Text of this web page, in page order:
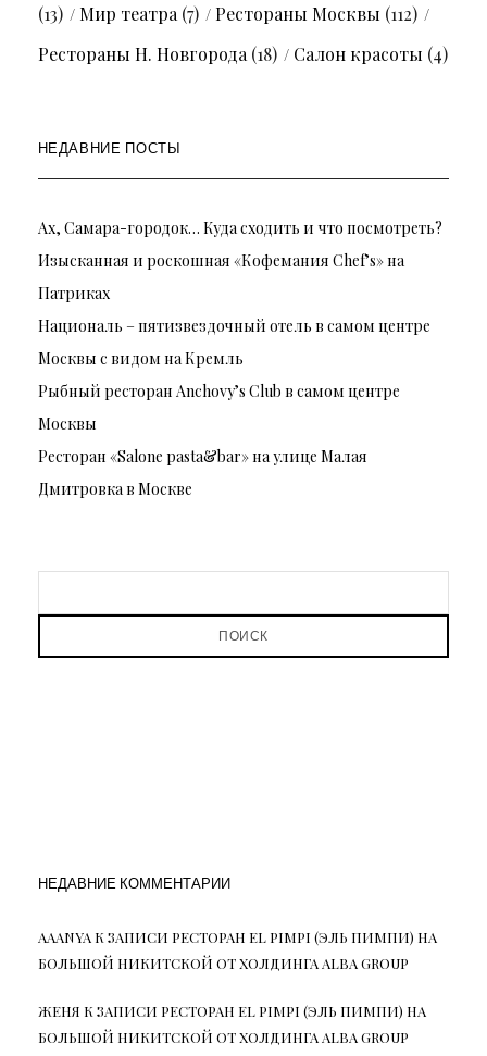
(13)
Мир театра (7) Рестораны Москвы (112)
Рестораны Н. Новгорода (18) Салон красоты (4)
НЕДАВНИЕ ПОСТЫ
Ах, Самара-городок… Куда сходить и что посмотреть?
Изысканная и роскошная «Кофемания Chef’s» на
Патриках
Националь – пятизвездочный отель в самом центре
Москвы с видом на Кремль
Рыбный ресторан Anchovy’s Club в самом центре
Москвы
Ресторан «Salone pasta&bar» на улице Малая
Дмитровка в Москве
ПОИСК
НЕДАВНИЕ КОММЕНТАРИИ
AAANYAК ЗАПИСИ РЕСТОРАН EL PIMPI (ЭЛЬ ПИМПИ) НА
БОЛЬШОЙ НИКИТСКОЙ ОТ ХОЛДИНГА ALBA GROUP
ЖЕНЯ К ЗАПИСИ РЕСТОРАН EL PIMPI (ЭЛЬ ПИМПИ) НА
БОЛЬШОЙ НИКИТСКОЙ ОТ ХОЛДИНГА ALBA GROUP